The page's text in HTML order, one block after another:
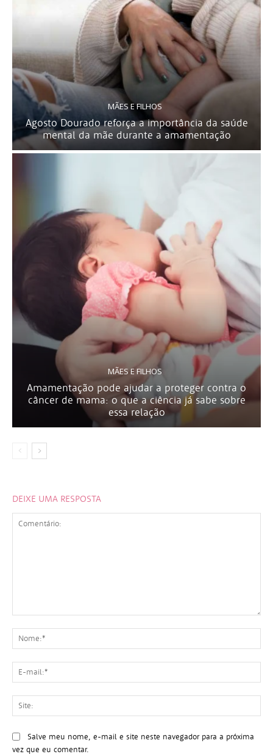
MÃES E FILHOS
Agosto Dourado reforça a importância da saúde
mental da mãe durante a amamentação
MÃES E FILHOS
Amamentação pode ajudar a proteger contra o
câncer de mama: o que a ciência já sabe sobre
essa relação
DEIXE UMA RESPOSTA
Salve meu nome, e-mail e site neste navegador para a próxima
vez que eu comentar.